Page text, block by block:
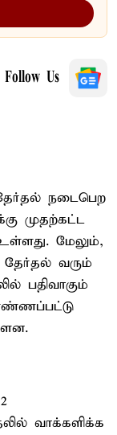
Follow Us
நடைபெற
முதற்கட்ட
மேலும்,
தேர்தல் வரும்
பதிவாகும்
வாக்களிக்க